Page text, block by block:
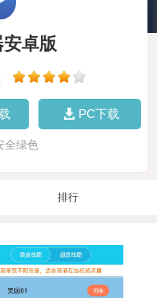
卓版
PC下载
全绿色
排行